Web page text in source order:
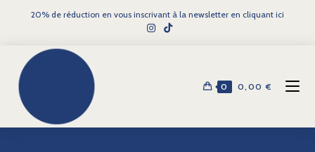
principal20% de réduction en vous inscrivant à la newsletter en cliquant ici
0 0,00€